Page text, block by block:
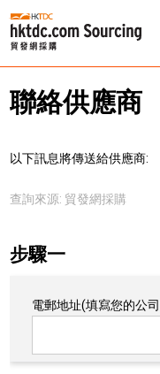
聯絡供應商
以下訊息將傳送給供應商:
查詢來源: 貿發網採購
步驟一
電郵地址(填寫您的公